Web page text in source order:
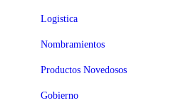
Logistica
Nombramientos
Productos Novedosos
Gobierno